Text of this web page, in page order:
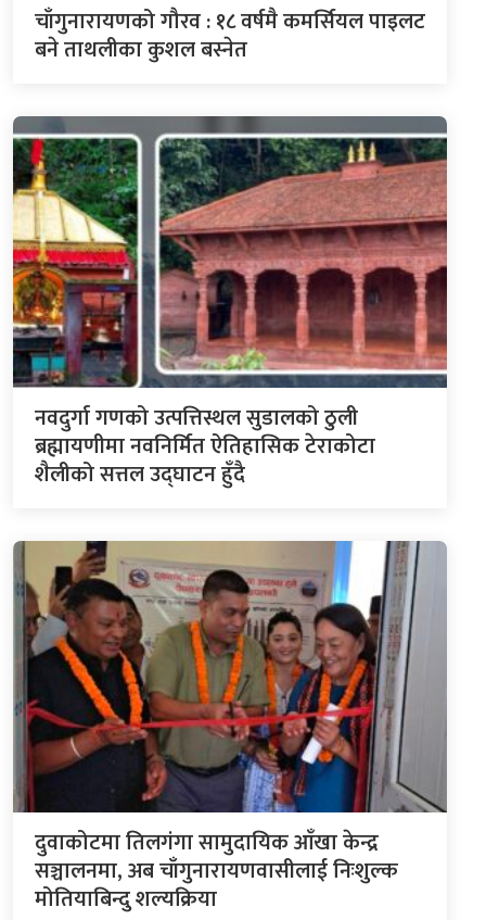
चाँगुनारायणको गौरव : १८ वर्षमै कमर्सियल पाइलट
बने ताथलीका कुशल बस्नेत
नवदुर्गा गणको उत्पत्तिस्थल सुडालको ठुली
ब्रह्मायणीमा नवनिर्मित ऐतिहासिक टेराकोटा
शैलीको सत्तल उद्घाटन हुँदै
दुवाकोटमा तिलगंगा सामुदायिक आँखा केन्द्र
सञ्चालनमा, अब चाँगुनारायणवासीलाई निःशुल्क
मोतियाबिन्दु शल्यक्रिया